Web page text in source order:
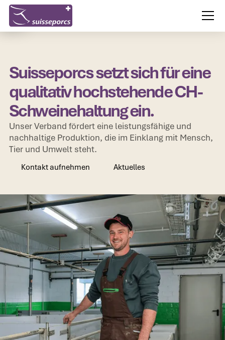
Suisseporcs setzt sich für eine
qualitativ hochstehende CH-
Schweinehaltung ein.
Unser Verband fördert eine leistungsfähige und
nachhaltige Produktion, die im Einklang mit Mensch,
Tier und Umwelt steht.
Kontakt aufnehmen
Aktuelles